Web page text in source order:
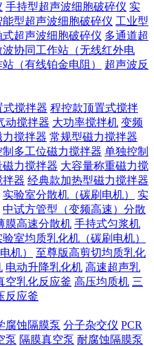
手持型超声波细胞破碎仪 实
能型超声波细胞破碎仪 工业型
式超声波细胞破碎仪 多通道超
波协同工作站（无线红外电
（有线铂金电阻）
超声波反
式搅拌器 程控款顶置式搅拌
动搅拌器 大功率搅拌机 变频
搅拌器 常规型磁力搅拌器
制多工位磁力搅拌器 单独控制
磁力搅拌器 大容量称重磁力搅
器 经典款加热型磁力搅拌器
实验室分散机（碳刷电机）
实
中试方管型（变频高速）分散
膜高速分散机 手持式匀浆机
验室均质乳化机（碳刷电机）
机）
至尊版高剪切均质乳化
电动升降乳化机 高速超声乳
空乳化反应釜 高压均质机 三
反应釜
腐蚀隔膜泵 分子杂交仪 PCR
泵 隔膜真空泵 耐腐蚀隔膜泵